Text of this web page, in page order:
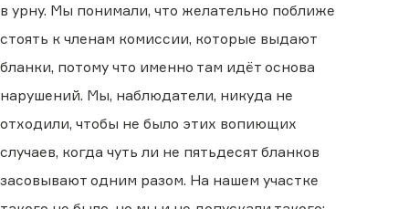
в урну. Мы понимали, что желательно поближе
стоять к членам комиссии, которые выдают
бланки, потому что именно там идёт основа
нарушений. Мы, наблюдатели, никуда не
отходили, чтобы не было этих вопиющих
случаев, когда чуть ли не пятьдесят бланков
засовывают одним разом. На нашем участке